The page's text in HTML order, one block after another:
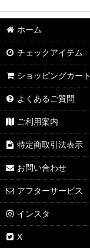
ホーム
チェックアイテム
ショッピングカート
よくあるご質問
ご利用案内
特定商取引法表示
お問い合わせ
アフターサービス
インスタ
X